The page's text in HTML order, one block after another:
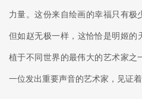
力量。这份来自绘画的幸福只有极
但如赵无极一样，这恰恰是明姬
植于不同世界的最伟大的艺术家之
一位发出重要声音的艺术家，见证